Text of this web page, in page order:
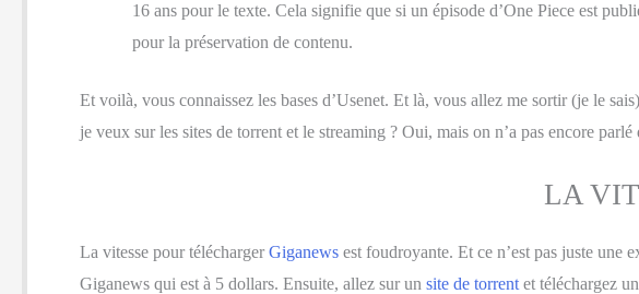
16 ans pour le texte. Cela signifie que si un épisode d’One Piece est
pour la préservation de contenu.
Et voilà, vous connaissez les bases d’Usenet. Et là, vous allez me sortir (je le
je veux sur les sites de torrent et le streaming ? Oui, mais on n’a pas encore parlé
LA
La vitesse pour télécharger Giganews est foudroyante. Et ce n’est pas juste une
Giganews qui est à 5 dollars. Ensuite, allez sur un site de torrent et téléchargez